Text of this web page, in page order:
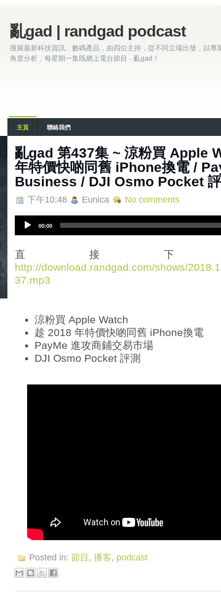
亂gad | randgad podcast
搜羅最新科技資訊、數碼產品，由四位主持，從不同立場出發，以專
角度分析，每星期一集既網上電台節目 - 亂gad！
主頁 聯絡我們
亂gad 第437集 ~ 涼粉買 Apple
年特價快啲同舊 iPhone換電 /
Business / DJI Osmo Pocket
下午10:48 Eunica No comments
i
o
P
l
00:00
直接
http://download.randgad.com/shows/
37.mp3
涼粉買 Apple Watch
趁 2018 年特價快啲同舊 iPhone換電
PayMe 進攻商鋪交易市場
DJI Osmo Pocket 評測
Posted in: 節目, 播客, podcast